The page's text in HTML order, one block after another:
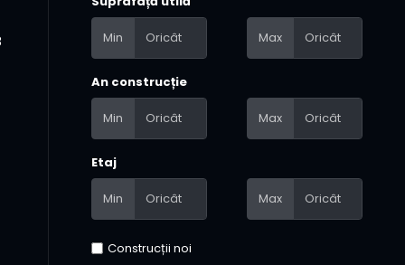
Min Max
An construcție
Min Max
Etaj
Min Max
Construcții noi